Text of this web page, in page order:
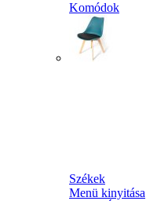
Komódok
Székek
Menü kinyitása